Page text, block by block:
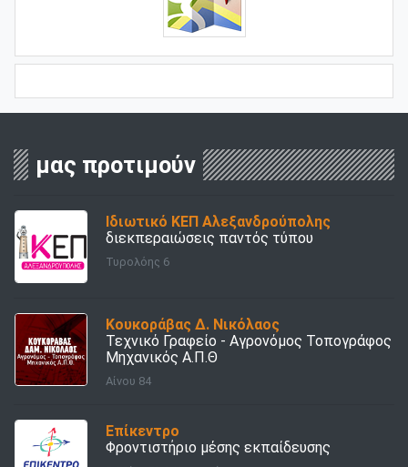
μας προτιμούν
Ιδιωτικό ΚΕΠ Αλεξανδρούπολης
διεκπεραιώσεις παντός τύπου
Τυρολόης 6
Κουκοράβας Δ. Νικόλαος
Τεχνικό Γραφείο - Αγρονόμος Τοπογράφος
Μηχανικός Α.Π.Θ
Αίνου 84
Επίκεντρο
Φροντιστήριο μέσης εκπαίδευσης